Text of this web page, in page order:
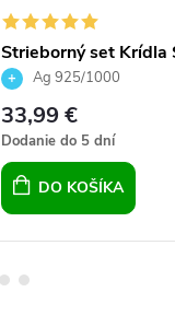
Strieborný set Krídla
23 mmAg 925/1000
33,99 €
Dodanie do 5 dní
DO KOŠÍKA